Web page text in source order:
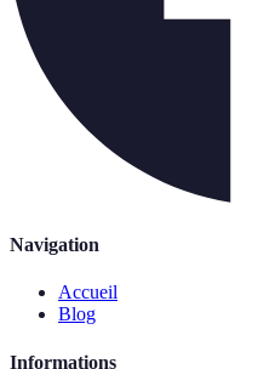
Navigation
Accueil
Blog
Informations